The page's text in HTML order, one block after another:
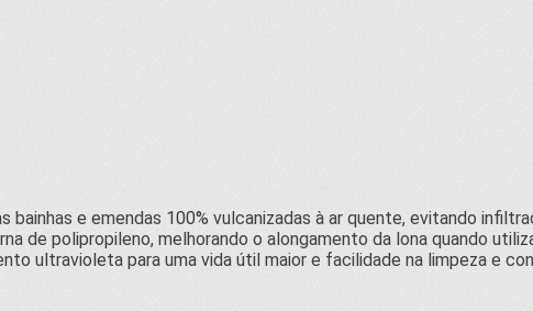
e emendas 100% vulcanizadas à ar quente, evitando
de polipropileno, melhorando o alongamento da lona quando
ultravioleta para uma vida útil maior e facilidade na limpeza e